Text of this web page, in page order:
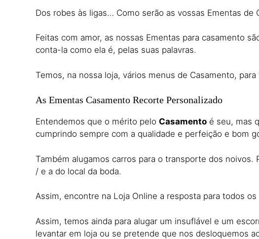
Dos robes às ligas… Como serão as vossas Ementas
Feitas com amor, as nossas Ementas para casamento
conta-la como ela é, pelas suas palavras.
Temos, na nossa loja, vários menus de Casamento,
As Ementas Casamento Recorte Personalizado
Entendemos que o mérito pelo Casamento é seu, mas
cumprindo sempre com a qualidade e perfeição e bom
Também alugamos carros para o transporte dos
/ e a do local da boda.
Assim, encontre na Loja Online a resposta para todos
Assim, temos ainda para alugar um insuflável e um
levantar em loja ou se pretende que nos desloquemos